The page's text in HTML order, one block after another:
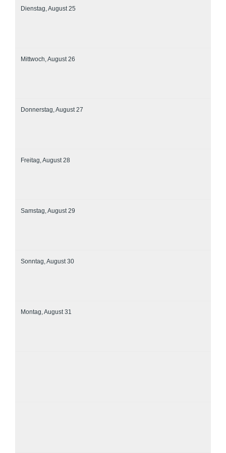
Dienstag,August25
Mittwoch,August26
Donnerstag,August27
Freitag,August28
Samstag,August29
Sonntag,August30
Montag,August31